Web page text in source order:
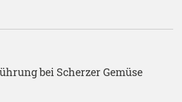
bei Scherzer Gemüse